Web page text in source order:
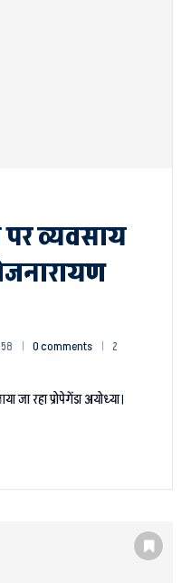
पर व्यवसाय
0 comments
2
जा रहा प्रोपेगेंडा अयोध्या।